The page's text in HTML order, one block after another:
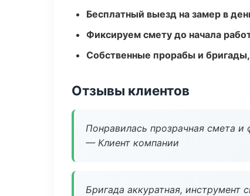
Бесплатный выезд на замер в
Фиксируем смету до начала
Собственные прорабы и
Отзывы клиентов
Понравилась прозрачная смета и
— Клиент компании
Бригада аккуратная, инструмент